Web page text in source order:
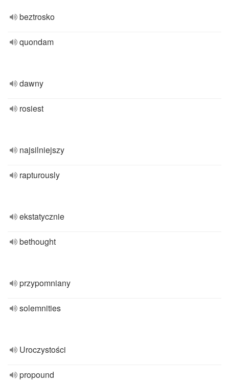
beztrosko
quondam
dawny
rosiest
najsilniejszy
rapturously
ekstatycznie
bethought
przypomniany
solemnities
Uroczystości
propound